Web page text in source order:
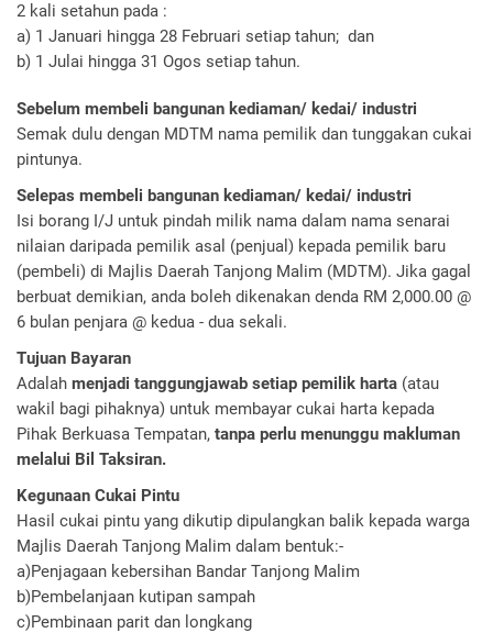
2 kali setahun pada :
a) 1 Januari hingga 28 Februari setiap tahun; dan
b) 1 Julai hingga 31 Ogos setiap tahun.
Sebelum membeli bangunan kediaman/ kedai/ industri
Semak dulu dengan MDTM nama pemilik dan tunggakan cukai
pintunya.
Selepas membeli bangunan kediaman/ kedai/ industri
Isi borang I/J untuk pindah milik nama dalam nama senarai
nilaian daripada pemilik asal (penjual) kepada pemilik baru
(pembeli) di Majlis Daerah Tanjong Malim (MDTM). Jika gagal
berbuat demikian, anda boleh dikenakan denda RM 2,000.00 @
6 bulan penjara @ kedua - dua sekali.
Tujuan Bayaran
Adalah menjadi tanggungjawab setiap pemilik harta (atau
wakil bagi pihaknya) untuk membayar cukai harta kepada
Pihak Berkuasa Tempatan, tanpa perlu menunggu makluman
melalui Bil Taksiran.
Kegunaan Cukai Pintu
Hasil cukai pintu yang dikutip dipulangkan balik kepada warga
Majlis Daerah Tanjong Malim dalam bentuk:-
a)Penjagaan kebersihan Bandar Tanjong Malim
b)Pembelanjaan kutipan sampah
c)Pembinaan parit dan longkang